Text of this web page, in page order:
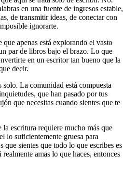
en una fuente de ingresos estable,
de transmitir ideas, de conectar con
ignorarte.
apenas está explorando el vasto
par de libros bajo el brazo. Lo que
en un escritor tan bueno que la
decir.
solo. La comunidad está compuesta
que han pasado por tus
que necesitas cuando sientes que te
escritura requiere mucho más que
lo suficientemente gruesa para
que sientes que todo lo que escribes es
amas lo que haces, entonces